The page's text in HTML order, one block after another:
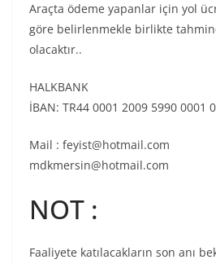
Araçta ödeme yapanlar için yol
göre belirlenmekle birlikte
olacaktır..
HALKBANK
İBAN: TR44 0001 2009 5990 0001
Mail : feyist@hotmail.com
mdkmersin@hotmail.com
NOT :
Faaliyete katılacakların son anı